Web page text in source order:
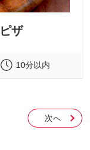
ザ
10分以内
次へ